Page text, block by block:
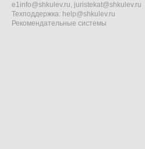
e1info@shkulev.ru, juristekat@shkulev.ru
Техподдержка: help@shkulev.ru
Рекомендательные системы